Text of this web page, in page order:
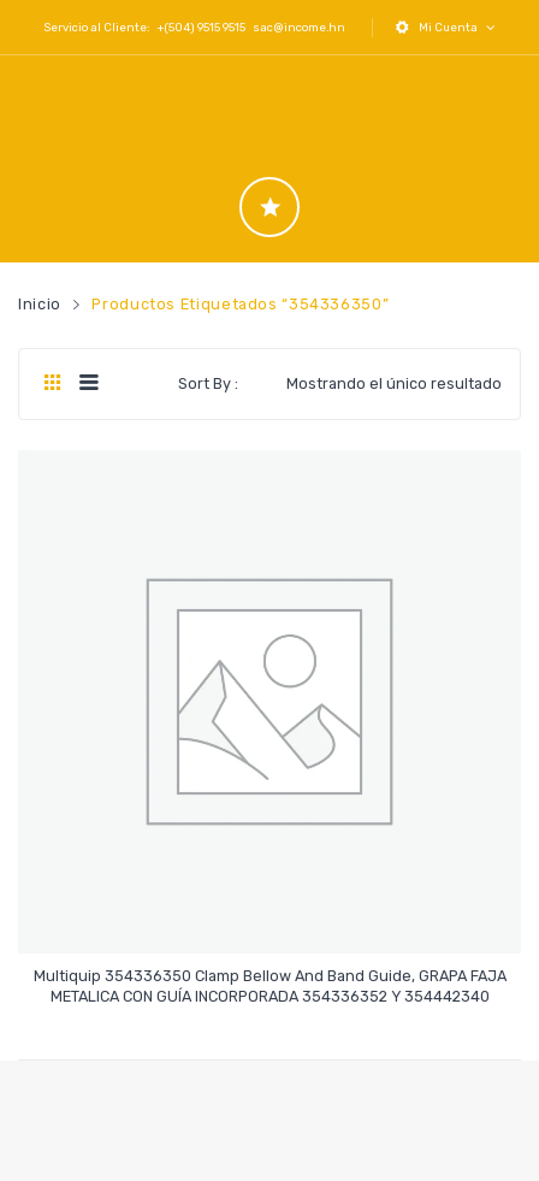
Servicio al Cliente: +(504) 9515 9515 sac@income.hn Mi Cuenta
Inicio Productos Etiquetados “354336350”
Mostrando el único resultado
Sort By :
Multiquip 354336350 Clamp Bellow And Band Guide, GRAPA FAJA
METALICA CON GUÍA INCORPORADA 354336352 Y 354442340
Leer Más